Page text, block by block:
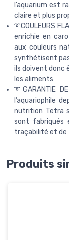
l’aquarium est
claire et plus
➰COULEURS
enrichie en
aux couleurs
synthétisent
ils doivent donc
les aliments
➰GARANTIE
l’aquariophile
nutrition Tetra
sont fabriqués
traçabilité et de
Produits